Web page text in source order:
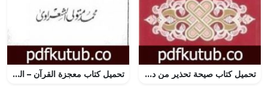
تحميل كتاب صيحة تحذير من دعاة التنصير PDF تأليف محمد الغزالي مجانا [كامل] تحميل كتاب معجزة القرآن – الجزء السابع PDF تأليف محمد متولي الشعراوي مجانا [كامل]